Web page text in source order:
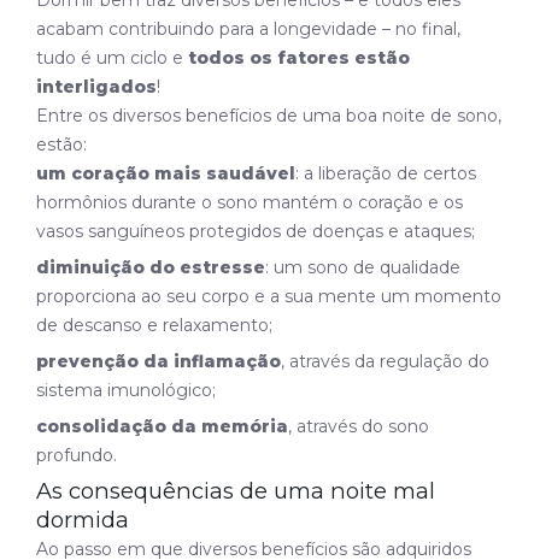
acabam contribuindo para a longevidade – no final,
tudo é um ciclo e todos os fatores estão
interligados!
Entre os diversos benefícios de uma boa noite de sono,
estão:
um coração mais saudável: a liberação de certos
hormônios durante o sono mantém o coração e os
vasos sanguíneos protegidos de doenças e ataques;
diminuição do estresse: um sono de qualidade
proporciona ao seu corpo e a sua mente um momento
de descanso e relaxamento;
prevenção da inflamação, através da regulação do
sistema imunológico;
consolidação da memória, através do sono
profundo.
As consequências de uma noite mal
dormida
Ao passo em que diversos benefícios são adquiridos